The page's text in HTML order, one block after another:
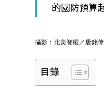
的國防預算
攝影：北美智權／唐銘偉
目錄